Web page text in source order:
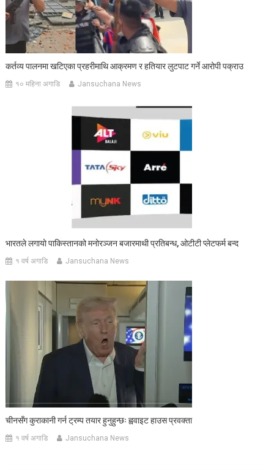
कर्तव्य पालनमा खटिएका प्रहरीमाथि आक्रमण र हतियार लुटपाट गर्ने आरोपी पक्राउ
१० महिना अगाडि Jansuchana News
भारतले लगायो पाकिस्तानको मनोरञ्जन बजारमाथी प्रतिबन्ध, ओटीटी प्लेटफर्म बन्द
१ वर्ष अगाडि Jansuchana News
चीनसँग कुराकानी गर्न ट्रम्प तयार हुनुहुन्छः ह्ववाइट हाउस प्रवक्ता
१ वर्ष अगाडि Jansuchana News